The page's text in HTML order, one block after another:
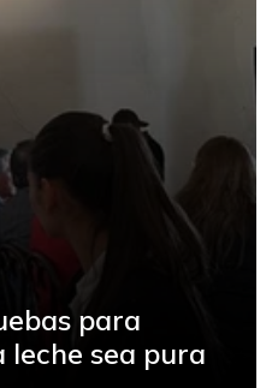
para
sea pura